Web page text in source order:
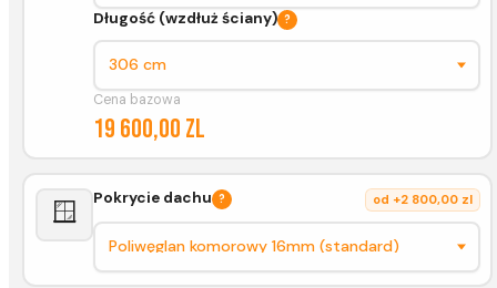
Długość (wzdłuż ściany) ?
Cena bazowa
19 600,00 zl
🪟 Pokrycie dachu ? od +2 800,00 zl